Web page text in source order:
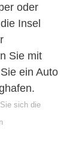
oder
Insel
Sie mit
ein Auto
sich die